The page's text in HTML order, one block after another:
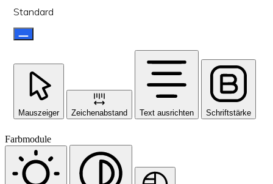
Standard
Mauszeiger Zeichenabstand Text ausrichten Schriftstärke
Farbmodule